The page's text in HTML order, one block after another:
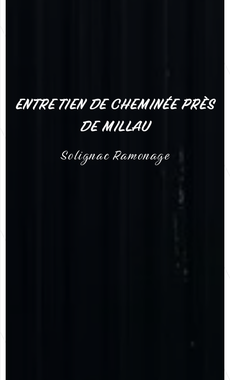
ENTRETIEN DE CHEMINÉE PRÈS
DE MILLAU
Solignac Ramonage